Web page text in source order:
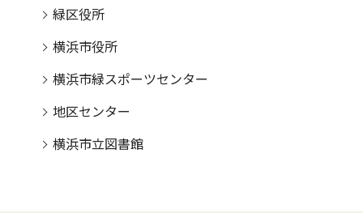
緑区役所
横浜市役所
横浜市緑スポーツセンター
地区センター
横浜市立図書館